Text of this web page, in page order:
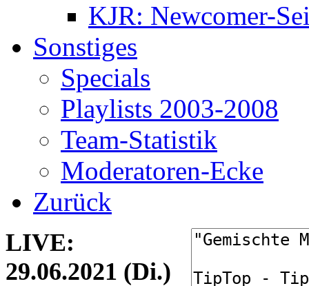
KJR: Newcomer-
Sonstiges
Specials
Playlists 2003-2008
Team-Statistik
Moderatoren-Ecke
Zurück
LIVE:
29.06.2021 (Di.)